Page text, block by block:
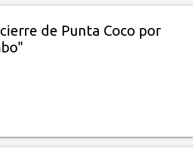
de Punta Coco por